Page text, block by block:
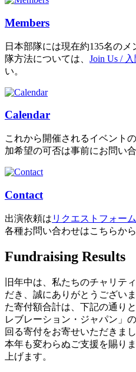
Members
日本部隊には現在約135名の
隊方法については、 Join Us /
い。
Calendar
これから開催されるイベント
加希望の可否は事前にお問い
Contact
出演依頼は リクエストフォーム
各種お問い合わせはこちらから
Fundraising Results
旧年中は、私たちのチャリテ
だき、誠にありがとうござい
た寄付額合計は、下記の通り
レブレーション・ジャパン」
回る寄付をお寄せいただきま
本年も変わらぬご支援を賜り
上げます。